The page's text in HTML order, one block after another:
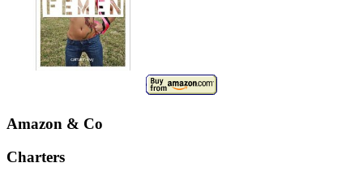
Amazon & Co
Charters